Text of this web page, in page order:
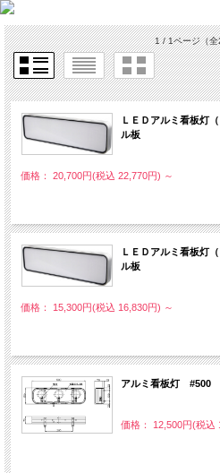
1 / 1ページ（全
ＬＥＤアルミ看板灯
ル板
価格： 20,700円(税込 22,770円) ～
ＬＥＤアルミ看板灯
ル板
価格： 15,300円(税込 16,830円) ～
アルミ看板灯 #500
価格： 12,500円(税込